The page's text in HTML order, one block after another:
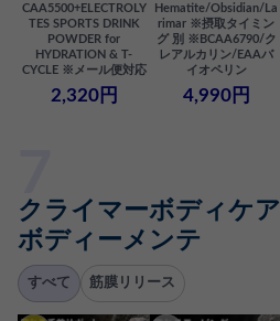
CAA5500+ELECTROLY
TES SPORTS DRINK
POWDER for
HYDRATION & T-
CYCLE ※メール便対応
2,320円
Hematite/Obsidian/La
rimar ※摂取タイミン
グ 別 ※BCAA6790/ク
レアルカリン/EAAバ
イオペリン
4,990円
クライマーボディケア
ボディーメンテ
すべて 筋膜リリース